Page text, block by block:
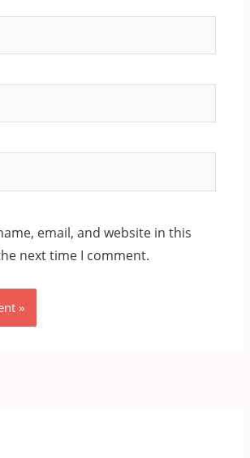
email, and website in this
next time I comment.